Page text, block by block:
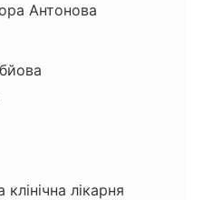
Антонова
лікарня